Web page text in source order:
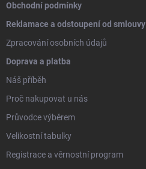
Obchodní podmínky
Reklamace a odstoupení od smlouvy
Zpracování osobních údajů
Doprava a platba
Náš příběh
Proč nakupovat u nás
Průvodce výběrem
Velikostní tabulky
Registrace a věrnostní program